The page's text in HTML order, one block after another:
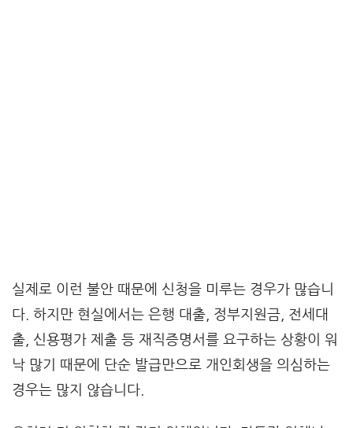
실제로 이런 불안 때문에 신청을 미루는 경우가 많습니
다. 하지만 현실에서는 은행 대출, 정부지원금, 전세대
출, 신용평가 제출 등 재직증명서를 요구하는 상황이 워
낙 많기 때문에 단순 발급만으로 개인회생을 의심하는
경우는 많지 않습니다.